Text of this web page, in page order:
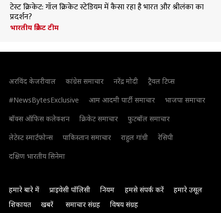
टेस्ट क्रिकेट: गॉल क्रिकेट स्टेडियम में कैसा रहा है भारत और श्रीलंका का
प्रदर्शन?
भारतीय क्रिकेट टीम
अरविंद केजरीवाल कांग्रेस समाचार नरेंद्र मोदी
ट्रैवल टिप्स
#NewsBytesExclusive
आम आदमी पार्टी समाचार
भाजपा समाचार
बॉक्स ऑफिस कलेक्शन
क्रिकेट समाचार
फुटबॉल समाचार
लेटेस्ट स्मार्टफोन्स
पाकिस्तान समाचार राहुल गांधी
रेसिपी
दक्षिण भारतीय सिनेमा
हमारे बारे में प्राइवेसी पॉलिसी नियम हमसे संपर्क करें
हमारे उसूल
शिकायत
खबरें समाचार संग्रह विषय संग्रह